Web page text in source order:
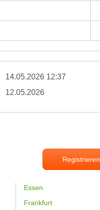
14.05.2026 12:37
12.05.2026
Registrieren
Essen
Frankfurt